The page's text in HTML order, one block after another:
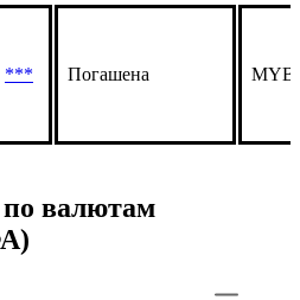
*** Погашена
валютам